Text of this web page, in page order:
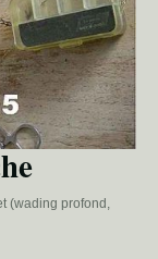
(wading profond,